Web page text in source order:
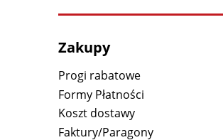
Zakupy
Progi rabatowe
Formy Płatności
Koszt dostawy
Faktury/Paragony